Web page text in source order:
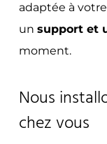
adaptée à
un support et
moment.
Nous
chez vous